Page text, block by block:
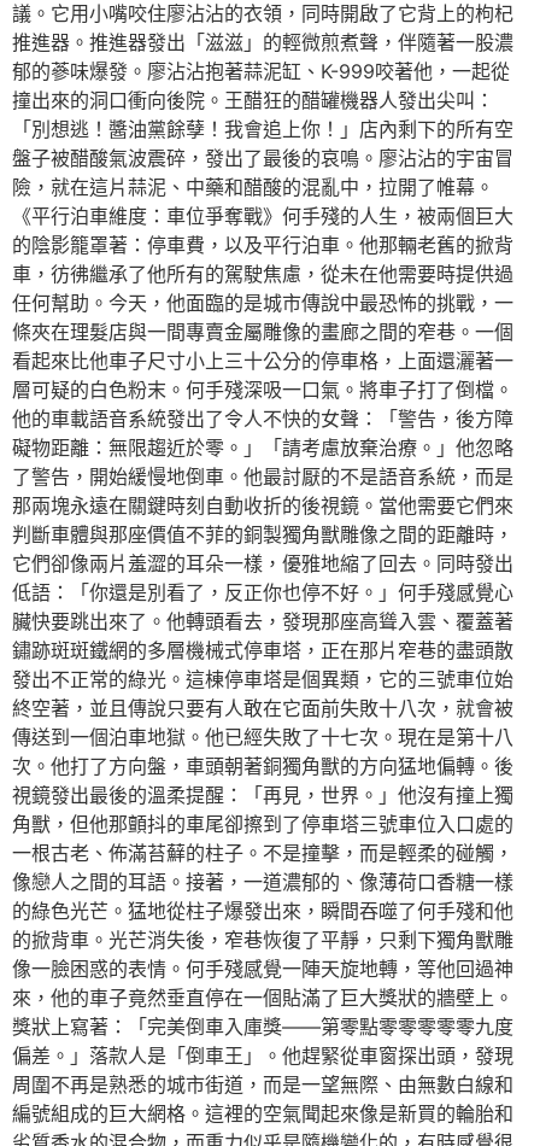
議。它用小嘴咬住廖沾沾的衣領，同時開啟了它背上的枸杞
推進器。推進器發出「滋滋」的輕微煎煮聲，伴隨著一股濃
郁的蔘味爆發。廖沾沾抱著蒜泥缸、K-999咬著他，一起從
撞出來的洞口衝向後院。王醋狂的醋罐機器人發出尖叫：
「別想逃！醬油黨餘孽！我會追上你！」店內剩下的所有空
盤子被醋酸氣波震碎，發出了最後的哀鳴。廖沾沾的宇宙冒
險，就在這片蒜泥、中藥和醋酸的混亂中，拉開了帷幕。
《平行泊車維度：車位爭奪戰》何手殘的人生，被兩個巨大
的陰影籠罩著：停車費，以及平行泊車。他那輛老舊的掀背
車，彷彿繼承了他所有的駕駛焦慮，從未在他需要時提供過
任何幫助。今天，他面臨的是城市傳說中最恐怖的挑戰，一
條夾在理髮店與一間專賣金屬雕像的畫廊之間的窄巷。一個
看起來比他車子尺寸小上三十公分的停車格，上面還灑著一
層可疑的白色粉末。何手殘深吸一口氣。將車子打了倒檔。
他的車載語音系統發出了令人不快的女聲：「警告，後方障
礙物距離：無限趨近於零。」「請考慮放棄治療。」他忽略
了警告，開始緩慢地倒車。他最討厭的不是語音系統，而是
那兩塊永遠在關鍵時刻自動收折的後視鏡。當他需要它們來
判斷車體與那座價值不菲的銅製獨角獸雕像之間的距離時，
它們卻像兩片羞澀的耳朵一樣，優雅地縮了回去。同時發出
低語：「你還是別看了，反正你也停不好。」何手殘感覺心
臟快要跳出來了。他轉頭看去，發現那座高聳入雲、覆蓋著
鏽跡斑斑鐵網的多層機械式停車塔，正在那片窄巷的盡頭散
發出不正常的綠光。這棟停車塔是個異類，它的三號車位始
終空著，並且傳說只要有人敢在它面前失敗十八次，就會被
傳送到一個泊車地獄。他已經失敗了十七次。現在是第十八
次。他打了方向盤，車頭朝著銅獨角獸的方向猛地偏轉。後
視鏡發出最後的溫柔提醒：「再見，世界。」他沒有撞上獨
角獸，但他那顫抖的車尾卻擦到了停車塔三號車位入口處的
一根古老、佈滿苔蘚的柱子。不是撞擊，而是輕柔的碰觸，
像戀人之間的耳語。接著，一道濃郁的、像薄荷口香糖一樣
的綠色光芒。猛地從柱子爆發出來，瞬間吞噬了何手殘和他
的掀背車。光芒消失後，窄巷恢復了平靜，只剩下獨角獸雕
像一臉困惑的表情。何手殘感覺一陣天旋地轉，等他回過神
來，他的車子竟然垂直停在一個貼滿了巨大獎狀的牆壁上。
獎狀上寫著：「完美倒車入庫獎——第零點零零零零零九度
偏差。」落款人是「倒車王」。他趕緊從車窗探出頭，發現
周圍不再是熟悉的城市街道，而是一望無際、由無數白線和
編號組成的巨大網格。這裡的空氣聞起來像是新買的輪胎和